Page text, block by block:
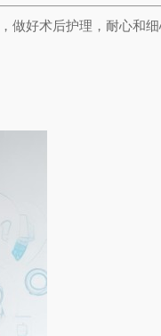
做好术后护理，耐心和